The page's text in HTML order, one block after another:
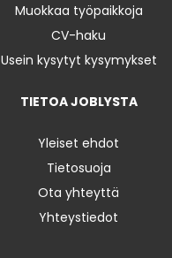
Muokkaa työpaikkoja
CV-haku
Usein kysytyt kysymykset
TIETOA JOBLYSTA
Yleiset ehdot
Tietosuoja
Ota yhteyttä
Yhteystiedot